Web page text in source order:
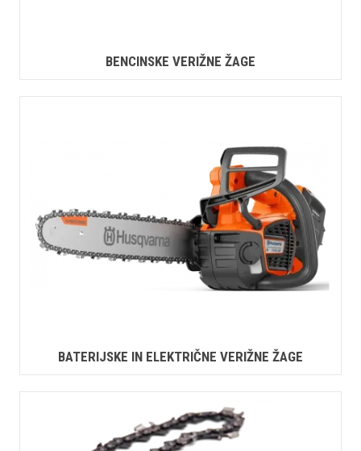
BENCINSKE VERIŽNE ŽAGE
BATERIJSKE IN ELEKTRIČNE VERIŽNE ŽAGE